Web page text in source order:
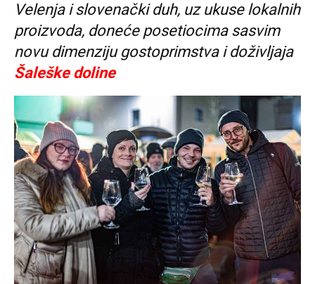
Velenja i slovenački duh, uz ukuse lokalnih
proizvoda, doneće posetiocima sasvim
novu dimenziju gostoprimstva i doživljaja
Šaleške doline